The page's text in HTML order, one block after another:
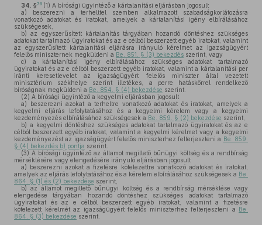
34. §76 (1) A bírósági ügyintéző a kártalanítási eljárásban jogosult
a) beszerezni a terhelttel szemben alkalmazott szabadságkorlátozásra
vonatkozó adatokat és iratokat, amelyek a kártalanítási igény elbírálásához
szükségesek,
b) az egyszerűsített kártalanítás tárgyában hozandó döntéshez szükséges
adatokat tartalmazó ügyiratokat és az e célból beszerzett egyéb iratokat, valamint
az egyszerűsített kártalanítási eljárásra irányuló kérelmet az igazságügyért
felelős miniszternek megküldeni a Be. 851. § (3) bekezdés szerint, vagy
c) a kártalanítási igény elbírálásához szükséges adatokat tartalmazó
ügyiratokat és az e célból beszerzett egyéb iratokat, valamint a kártalanítási per
iránti keresetlevelet az igazságügyért felelős miniszter által vezetett
minisztérium székhelye szerint illetékes, a perre hatáskörrel rendelkező
bíróságnak megküldeni a Be. 854. § (4) bekezdése szerint.
(2) A bírósági ügyintéző a kegyelmi eljárásban jogosult
a) beszerezni azokat a terheltre vonatkozó adatokat és iratokat, amelyek a
kegyelmi eljárás lefolytatásához és a kegyelmi kérelem vagy a kegyelmi
kezdeményezés elbírálásához szükségesek a Be. 859. § (2) bekezdése szerint,
b) a kegyelmi döntéshez szükséges adatokat tartalmazó ügyiratokat és az e
célból beszerzett egyéb iratokat, valamint a kegyelmi kérelmet vagy a kegyelmi
kezdeményezést az igazságügyért felelős miniszterhez felterjeszteni a Be. 859.
§ (4) bekezdés b) pontja szerint.
(3) A bírósági ügyintéző az államot megillető bűnügyi költség és a rendbírság
mérséklésére vagy elengedésére irányuló eljárásban jogosult
a) beszerezni azokat a fizetésre kötelezettre vonatkozó adatokat és iratokat,
amelyek az eljárás lefolytatásához és a kérelem elbírálásához szükségesek a Be.
864. § (1) és (2) bekezdése szerint,
b) az államot megillető bűnügyi költség és a rendbírság mérséklése vagy
elengedése tárgyában hozandó döntéshez szükséges adatokat tartalmazó
ügyiratokat és az e célból beszerzett egyéb iratokat, valamint a fizetésre
kötelezett kérelmét az igazságügyért felelős miniszterhez felterjeszteni a Be.
864. § (3) bekezdése szerint.